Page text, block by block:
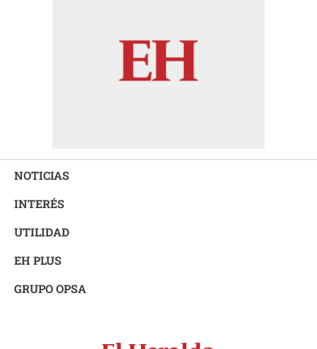
NOTICIAS
INTERÉS
UTILIDAD
EH PLUS
GRUPO OPSA